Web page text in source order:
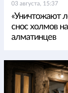
03 августа, 15:37
«Уничтожают
снос холмов
алматинцев